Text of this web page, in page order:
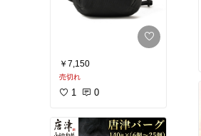
￥7,150
売切れ
1 0